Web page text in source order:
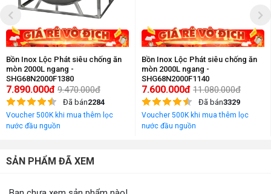
Bồn Inox Lộc Phát siêu chống ăn
mòn 2000L ngang -
SHG68N2000F1380
7.890.000đ 9.470.000đ
Đã bán2284
Voucher 500K khi mua thêm lọc
nước đầu nguồn
Bồn Inox Lộc Phát siêu chống ăn
mòn 2000L ngang -
SHG68N2000F1140
7.600.000đ 11.080.000đ
Đã bán3329
Voucher 500K khi mua thêm lọc
nước đầu nguồn
SẢN PHẨM ĐÃ XEM